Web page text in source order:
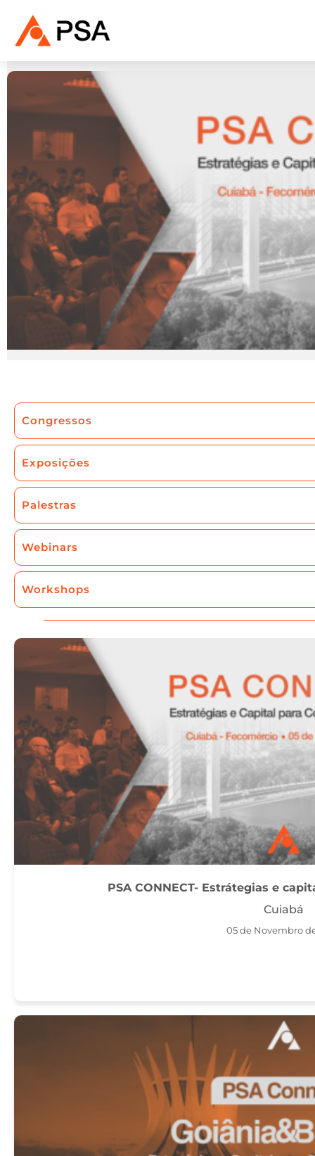
Congressos
Exposições
Palestras
Webinars
Workshops
PSA CONNECT- Estrátegias e
Cuiabá
05 de Novembro